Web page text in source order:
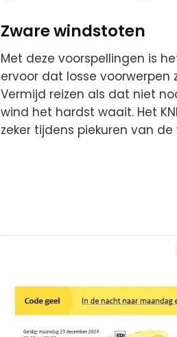
Zware windstoten
Met deze voorspellingen is
ervoor dat losse voorwerpen
Vermijd reizen als dat niet
wind het hardst waait. Het
zeker tijdens piekuren van de